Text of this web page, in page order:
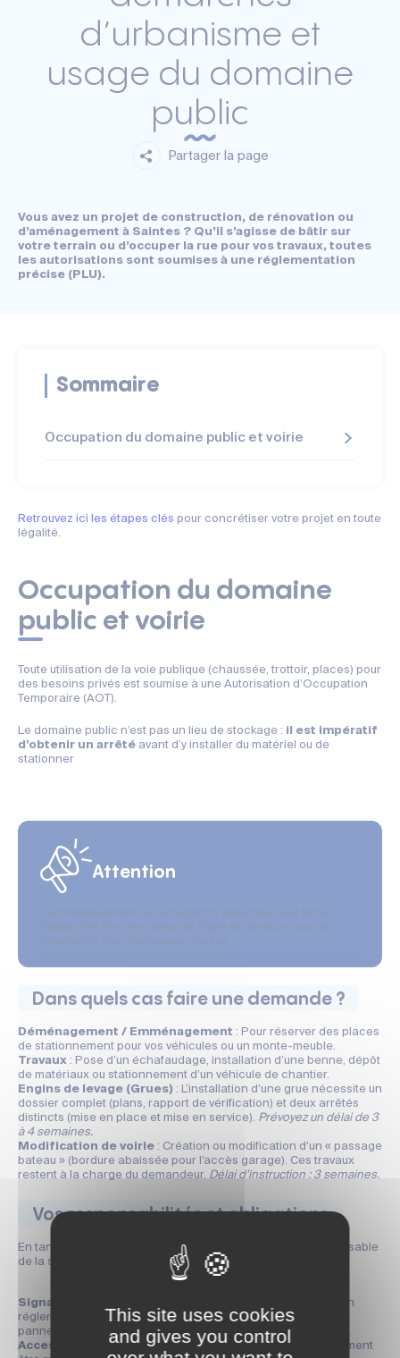
d’urbanisme et
usage du domaine
public
Partager la page
Vous avez un projet de construction, de rénovation ou
d’aménagement à Saintes ? Qu’il s’agisse de bâtir sur
votre terrain ou d’occuper la rue pour vos travaux, toutes
les autorisations sont soumises à une réglementation
précise (PLU).
Sommaire
Occupation du domaine public et voirie
Retrouvez ici les étapes clés pour concrétiser votre projet en toute
légalité.
Occupation du domaine
public et voirie
Toute utilisation de la voie publique (chaussée, trottoir, places) pour
des besoins privés est soumise à une Autorisation d’Occupation
Temporaire (AOT).
Le domaine public n’est pas un lieu de stockage : il est impératif
d’obtenir un arrêté avant d’y installer du matériel ou de
stationner
Attention
Dans quels cas faire une demande ?
Déménagement / Emménagement : Pour réserver des places
de stationnement pour vos véhicules ou un monte-meuble.
Travaux : Pose d’un échafaudage, installation d’une benne, dépôt
de matériaux ou stationnement d’un véhicule de chantier.
Engins de levage (Grues) : L’installation d’une grue nécessite un
dossier complet (plans, rapport de vérification) et deux arrêtés
distincts (mise en place et mise en service). Prévoyez un délai de 3
à 4 semaines.
Modification de voirie : Création ou modification d’un « passage
bateau » (bordure abaissée pour l’accès garage). Ces travaux
restent à la charge du demandeur. Délai d’instruction : 3 semaines.
Vos responsabilités et obligations
En tant que bénéficiaire d’une autorisation, vous êtes responsable
de la sécurité et de l’état du domaine public :
Signalisation
: Vous devez mettre en place une signalisation
réglementaire (rubans plastiques colorés, rideau protecteur,
panneaux de chantier, etc.) et éclairer les installations la nuit.
Accessibilité
: Un passage libre et sécurisé doit impérativement
This site uses cookies
and gives you control